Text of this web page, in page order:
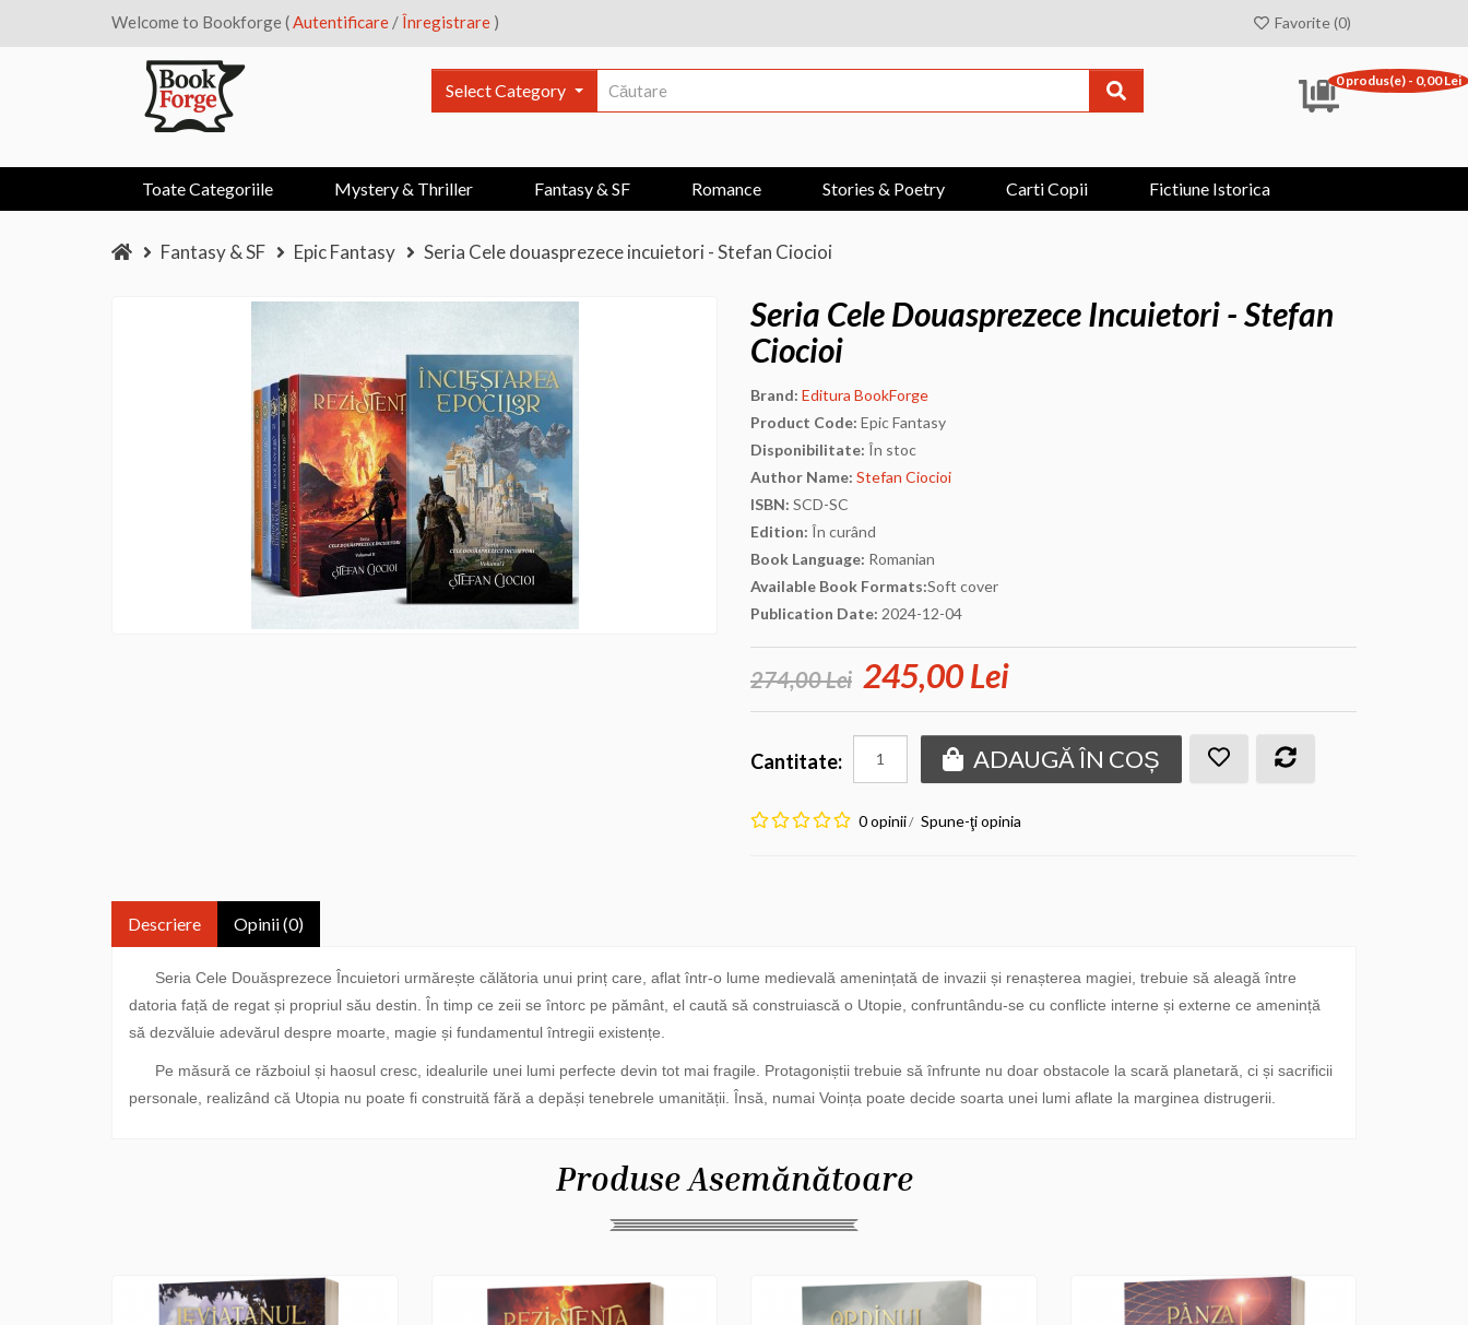
Welcome to Bookforge (Autentificare /Înregistrare ) Favorite (0)
Select Category 0 produs(e) - 0,00 Lei
Toate Categoriile Mystery & Thriller Fantasy & SF Romance Stories & Poetry Carti Copii Fictiune Istorica
Fantasy & SF Epic Fantasy Seria Cele douasprezece incuietori - Stefan Ciocioi
Seria Cele Douasprezece Incuietori - Stefan
Ciocioi
Brand: Editura BookForge
Product Code: Epic Fantasy
Disponibilitate: În stoc
Author Name: Stefan Ciocioi
ISBN: SCD-SC
Edition: În curând
Book Language: Romanian
Available Book Formats:Soft cover
Publication Date: 2024-12-04
274,00 Lei 245,00 Lei
Cantitate: ADAUGĂ ÎN COȘ
0 opinii/ Spune-ţi opinia
Descriere Opinii (0)
Seria Cele Douăsprezece Încuietori urmărește călătoria unui prinț care, aflat într-o lume medievală amenințată de invazii și renașterea magiei, trebuie să aleagă între
datoria față de regat și propriul său destin. În timp ce zeii se întorc pe pământ, el caută să construiască o Utopie, confruntându-se cu conflicte interne și externe ce amenință
să dezvăluie adevărul despre moarte, magie și fundamentul întregii existențe.
Pe măsură ce războiul și haosul cresc, idealurile unei lumi perfecte devin tot mai fragile. Protagoniștii trebuie să înfrunte nu doar obstacole la scară planetară, ci și sacrificii
personale, realizând că Utopia nu poate fi construită fără a depăși tenebrele umanității. Însă, numai Voința poate decide soarta unei lumi aflate la marginea distrugerii.
Produse Asemănătoare